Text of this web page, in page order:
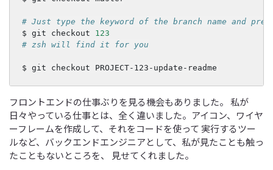
# Just type the keyword of the branch name and
$ git checkout
123
# zsh will find it for you
$ git checkout
フロントエンドの仕事ぶりを見る機会もありました。 私が
日々やっている仕事とは、全く違いました。アイコン、ワイヤ
ーフレームを作成して、それをコードを使って 実行するツー
ルなど、バックエンドエンジニアとして、私が見たことも触っ
たこともないところを、 見せてくれました。